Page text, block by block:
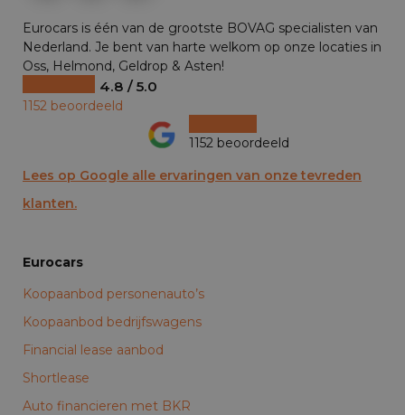
Eurocars is één van de grootste BOVAG specialisten van
Nederland. Je bent van harte welkom op onze locaties in
Oss, Helmond, Geldrop & Asten!
4.8 / 5.0
1152 beoordeeld
1152 beoordeeld
Lees op Google alle ervaringen van onze tevreden
klanten.
Eurocars
Koopaanbod personenauto’s
Koopaanbod bedrijfswagens
Financial lease aanbod
Shortlease
Auto financieren met BKR